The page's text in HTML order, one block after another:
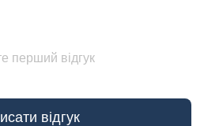
перший відгук
відгук